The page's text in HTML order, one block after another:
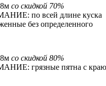
со скидкой 70%
по всей длине куска
без определенного
со скидкой 80%
грязные пятна с краю